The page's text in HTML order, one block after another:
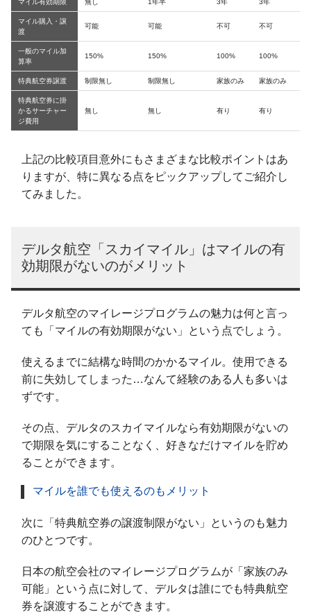
マイル有効期限 無し 1年半 3年 3年
マイル購入・譲
渡
可能 可能 不可 不可
一般のマイル加
算率
150% 150% 100% 100%
特典航空券譲渡 制限無し 制限無し 家族のみ 家族のみ
特典航空券に掛
かるサーチャー
ジ費用
無し 無し 有り 有り
上記の比較項目意外にもさまざまな比較ポイントはあ
りますが、特に異なる点をピックアップしてご紹介し
てみました。
デルタ航空「スカイマイル」はマイルの有
効期限がないのがメリット
デルタ航空のマイレージプログラムの魅力は何と言っ
ても「マイルの有効期限がない」という点でしょう。
使えるまでに結構な時間のかかるマイル。使用できる
前に失効してしまった…なんて経験のある人も多いは
ずです。
その点、デルタのスカイマイルなら有効期限がないの
で期限を気にすることなく、好きなだけマイルを貯め
ることができます。
マイルを誰でも使えるのもメリット
次に「特典航空券の譲渡制限がない」というのも魅力
のひとつです。
日本の航空会社のマイレージプログラムが「家族のみ
可能」という点に対して、デルタは誰にでも特典航空
券を譲渡することができます。